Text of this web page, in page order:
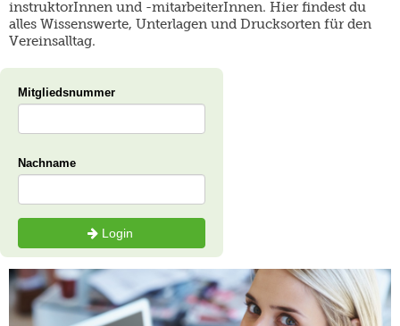
instruktorInnen und -mitarbeiterInnen. Hier findest du
alles Wissenswerte, Unterlagen und Drucksorten für den
Vereinsalltag.
Mitgliedsnummer
Nachname
Login